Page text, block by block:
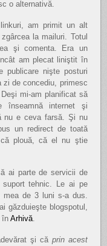
o alternativă.
am primit un alt
la mailuri. Totul
şi comenta. Era un
am plecat liniştit în
publicare nişte posturi
de concediu, primesc
Deşi mi-am planificat să
internet şi
nu e ceva farsă. Şi nu
un redirect de toată
plouă, că el nu ştie
ai parte de servicii de
tehnic. Le ai pe
mea de 3 luni s-a dus.
găzduieşte blogspotul,
înArhivă.
şi că prin acest